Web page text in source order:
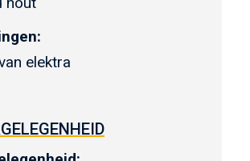
elektra